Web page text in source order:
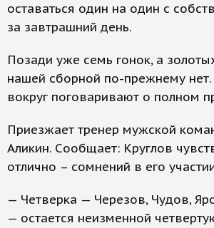
оставаться один на один с
за завтрашний день.
Позади уже семь гонок, а
нашей сборной по-прежнему
вокруг поговаривают о полном
Приезжает тренер мужской
Аликин. Cообщает: Круглов
отлично – сомнений в его
— Четверка — Черезов, Чудов,
— остается неизменной